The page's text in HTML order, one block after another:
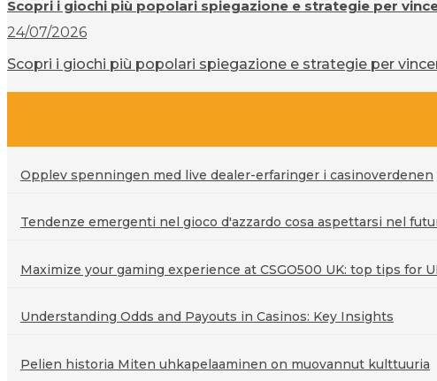
Scopri i giochi più popolari spiegazione e strategie per
24/07/2026
Scopri i giochi più popolari spiegazione e strategie per
Opplev spenningen med live dealer-erfaringer i casinoverdenen
Tendenze emergenti nel gioco d'azzardo cosa aspettarsi nel
Maximize your gaming experience at CSGO500 UK: top tips for
Understanding Odds and Payouts in Casinos: Key Insights
Pelien historia Miten uhkapelaaminen on muovannut kulttuuria